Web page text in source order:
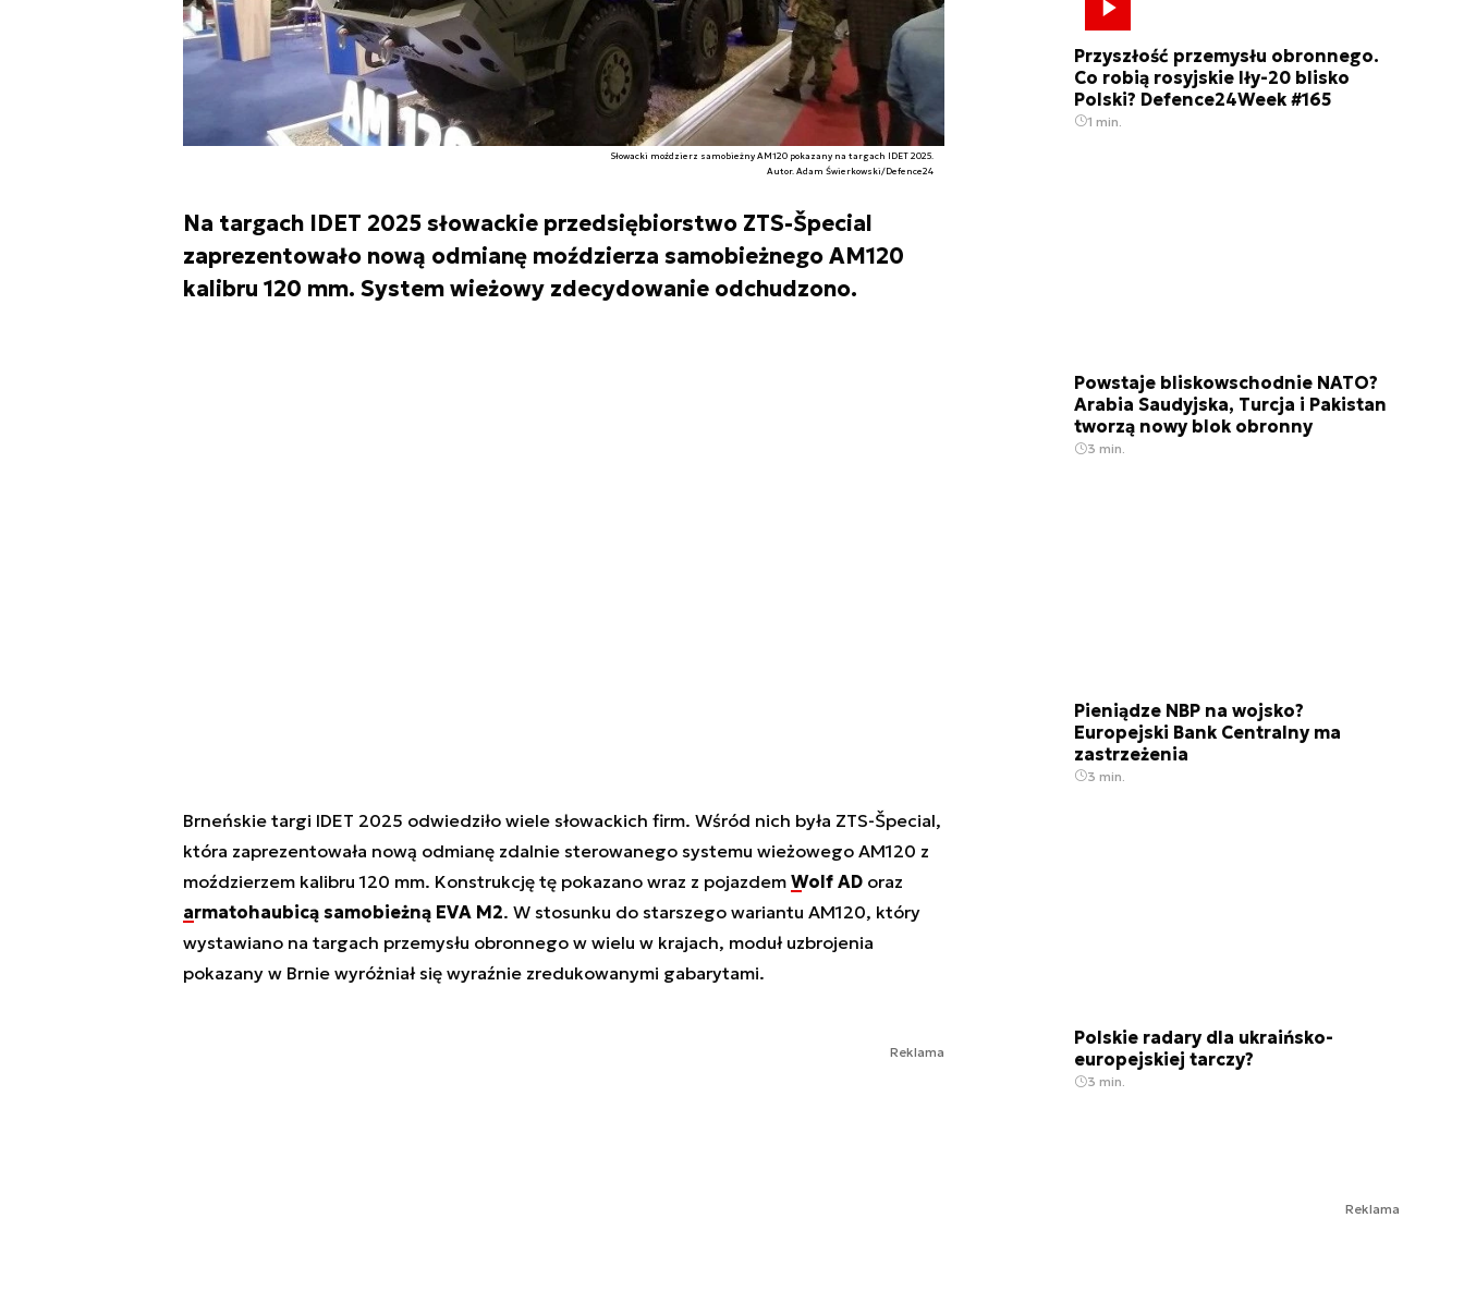
Słowacki moździerz samobieżny AM120 pokazany na targach IDET 2025.
Autor. Adam Świerkowski/Defence24
Na targach IDET 2025 słowackie przedsiębiorstwo ZTS-Špecial
zaprezentowało nową odmianę moździerza samobieżnego AM120
kalibru 120 mm. System wieżowy zdecydowanie odchudzono.
Brneńskie targi IDET 2025 odwiedziło wiele słowackich firm. Wśród nich była ZTS-Špecial,
która zaprezentowała nową odmianę zdalnie sterowanego systemu wieżowego AM120 z
moździerzem kalibru 120 mm. Konstrukcję tę pokazano wraz z pojazdem Wolf ADoraz
armatohaubicą samobieżną EVA M2. W stosunku do starszego wariantu AM120, który
wystawiano na targach przemysłu obronnego w wielu w krajach, moduł uzbrojenia
pokazany w Brnie wyróżniał się wyraźnie zredukowanymi gabarytami.
Reklama
Przyszłość przemysłu obronnego.
Co robią rosyjskie Iły-20 blisko
Polski? Defence24Week #165
1 min.
Powstaje bliskowschodnie NATO?
Arabia Saudyjska, Turcja i Pakistan
tworzą nowy blok obronny
3 min.
Pieniądze NBP na wojsko?
Europejski Bank Centralny ma
zastrzeżenia
3 min.
Polskie radary dla ukraińsko-
europejskiej tarczy?
3 min.
Reklama